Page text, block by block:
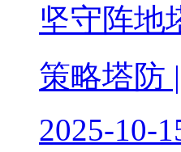
坚守阵地
策略塔防
2025-10-